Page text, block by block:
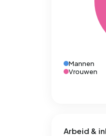
Mannen
Vrouwen
Arbeid &